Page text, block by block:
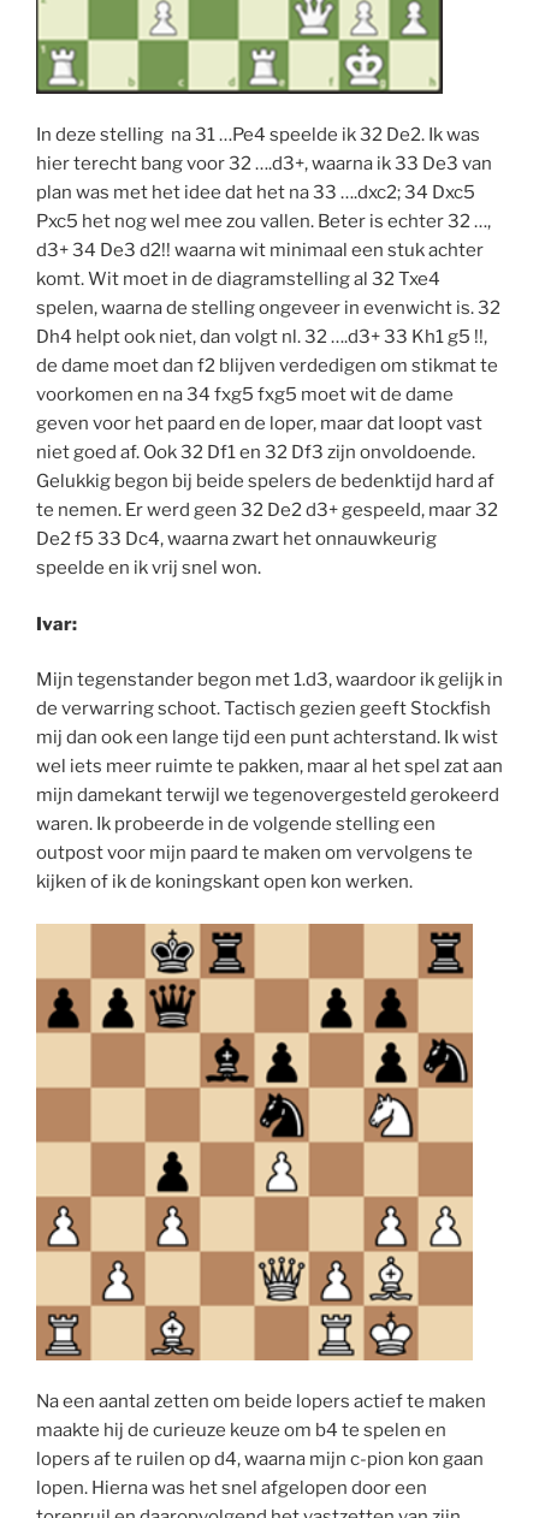
In deze stelling na 31 …Pe4 speelde ik 32 De2. Ik was
hier terecht bang voor 32 ….d3+, waarna ik 33 De3 van
plan was met het idee dat het na 33 ….dxc2; 34 Dxc5
Pxc5 het nog wel mee zou vallen. Beter is echter 32 …,
d3+ 34 De3 d2!! waarna wit minimaal een stuk achter
komt. Wit moet in de diagramstelling al 32 Txe4
spelen, waarna de stelling ongeveer in evenwicht is. 32
Dh4 helpt ook niet, dan volgt nl. 32 ….d3+ 33 Kh1 g5 !!,
de dame moet dan f2 blijven verdedigen om stikmat te
voorkomen en na 34 fxg5 fxg5 moet wit de dame
geven voor het paard en de loper, maar dat loopt vast
niet goed af. Ook 32 Df1 en 32 Df3 zijn onvoldoende.
Gelukkig begon bij beide spelers de bedenktijd hard af
te nemen. Er werd geen 32 De2 d3+ gespeeld, maar 32
De2 f5 33 Dc4, waarna zwart het onnauwkeurig
speelde en ik vrij snel won.
Ivar:
Mijn tegenstander begon met 1.d3, waardoor ik gelijk in
de verwarring schoot. Tactisch gezien geeft Stockfish
mij dan ook een lange tijd een punt achterstand. Ik wist
wel iets meer ruimte te pakken, maar al het spel zat aan
mijn damekant terwijl we tegenovergesteld gerokeerd
waren. Ik probeerde in de volgende stelling een
outpost voor mijn paard te maken om vervolgens te
kijken of ik de koningskant open kon werken.
Na een aantal zetten om beide lopers actief te maken
maakte hij de curieuze keuze om b4 te spelen en
lopers af te ruilen op d4, waarna mijn c-pion kon gaan
lopen. Hierna was het snel afgelopen door een